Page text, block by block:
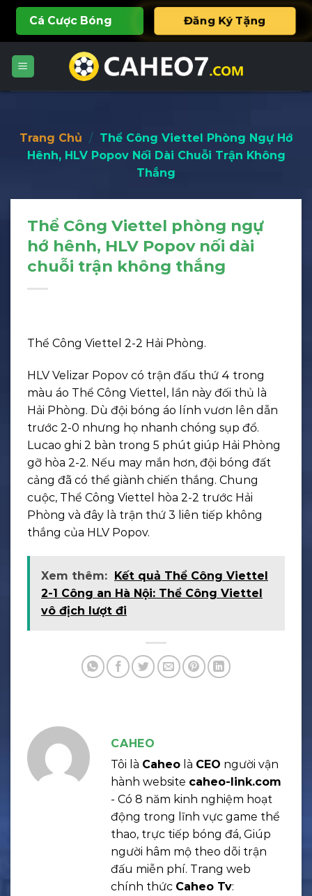
Skip
content
Cá Cược Bóng Đăng Ký Tặng
Trang Chủ / Thể Công Viettel Phòng Ngự Hớ
Hênh, HLV Popov Nối Dài Chuỗi Trận Không
Thắng
Thể Công Viettel phòng ngự
hớ hênh, HLV Popov nối dài
chuỗi trận không thắng
Thể Công Viettel 2-2 Hải Phòng.
HLV Velizar Popov có trận đấu thứ 4 trong
màu áo Thể Công Viettel, lần này đối thủ là
Hải Phòng. Dù đội bóng áo lính vươn lên dẫn
trước 2-0 nhưng họ nhanh chóng sụp đổ.
Lucao ghi 2 bàn trong 5 phút giúp Hải Phòng
gỡ hòa 2-2. Nếu may mắn hơn, đội bóng đất
cảng đã có thể giành chiến thắng. Chung
cuộc, Thể Công Viettel hòa 2-2 trước Hải
Phòng và đây là trận thứ 3 liên tiếp không
thắng của HLV Popov.
Xem thêm: Kết quả Thể Công Viettel
2-1 Công an Hà Nội: Thể Công Viettel
vô địch lượt đi
CAHEO
Tôi là Caheo là CEO người vận
hành website caheo-link.com
- Có 8 năm kinh nghiệm hoạt
động trong lĩnh vực game thể
thao, trực tiếp bóng đá, Giúp
người hâm mộ theo dõi trận
đấu miễn phí. Trang web
chính thức Caheo Tv: